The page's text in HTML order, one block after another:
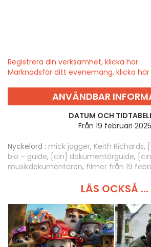
Registrera din verksamhet, klicka här
Marknadsför ditt evenemang, klicka här
ANVÄNDBAR
DATUM OCH
Från 19 februari 2025
Nyckelord : mick jagger, Keith Richards,
bio – guide, [cin] dokumentärguide,
musikdokumentären, filmer från 19
LÄS OCKSÅ ...